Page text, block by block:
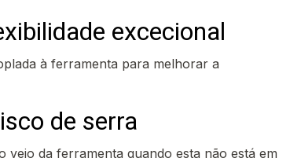
excecional
à ferramenta para melhorar a
de serra
veio da ferramenta quando esta não está em